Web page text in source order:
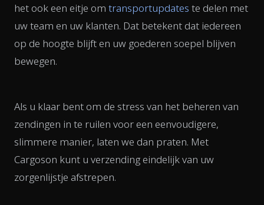
het ook een eitje om transportupdates te delen met
uw team en uw klanten. Dat betekent dat iedereen
op de hoogte blijft en uw goederen soepel blijven
bewegen.
Als u klaar bent om de stress van het beheren van
zendingen in te ruilen voor een eenvoudigere,
slimmere manier, laten we dan praten. Met
Cargoson kunt u verzending eindelijk van uw
zorgenlijstje afstrepen.